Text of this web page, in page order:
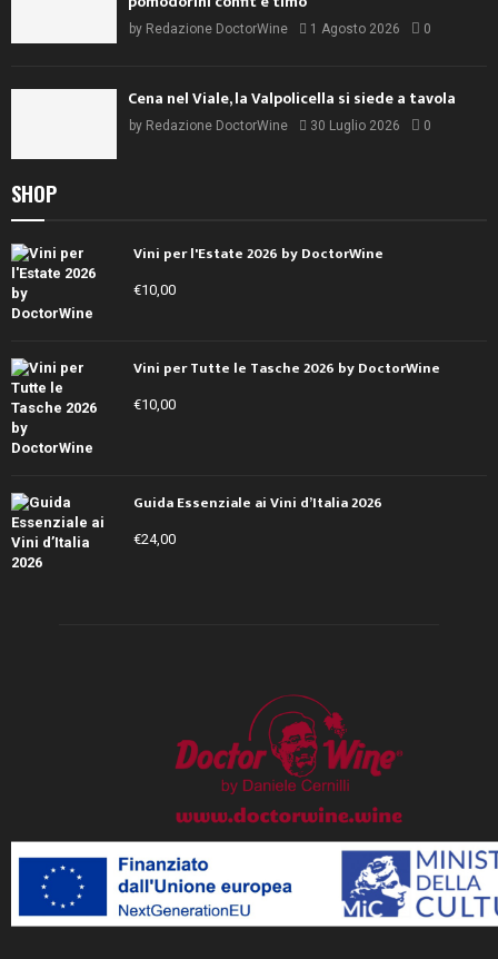
by Redazione DoctorWine 1 Agosto 2026 0
Cena nel Viale, la Valpolicella si siede a tavola
by Redazione DoctorWine 30 Luglio 2026 0
SHOP
Vini per l'Estate 2026 by DoctorWine
€10,00
Vini per Tutte le Tasche 2026 by DoctorWine
€10,00
Guida Essenziale ai Vini d’Italia 2026
€24,00